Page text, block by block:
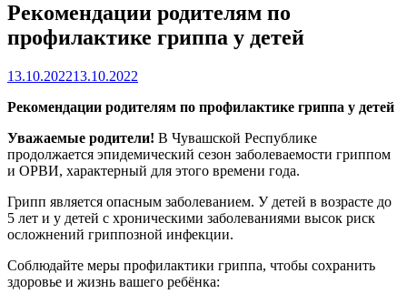
Рекомендации родителям по
профилактике гриппа у детей
13.10.202213.10.2022
Рекомендации родителям по профилактике гриппа у детей
Уважаемые родители! В Чувашской Республике
продолжается эпидемический сезон заболеваемости гриппом
и ОРВИ, характерный для этого времени года.
Грипп является опасным заболеванием. У детей в возрасте до
5 лет и у детей с хроническими заболеваниями высок риск
осложнений гриппозной инфекции.
Соблюдайте меры профилактики гриппа, чтобы сохранить
здоровье и жизнь вашего ребёнка: